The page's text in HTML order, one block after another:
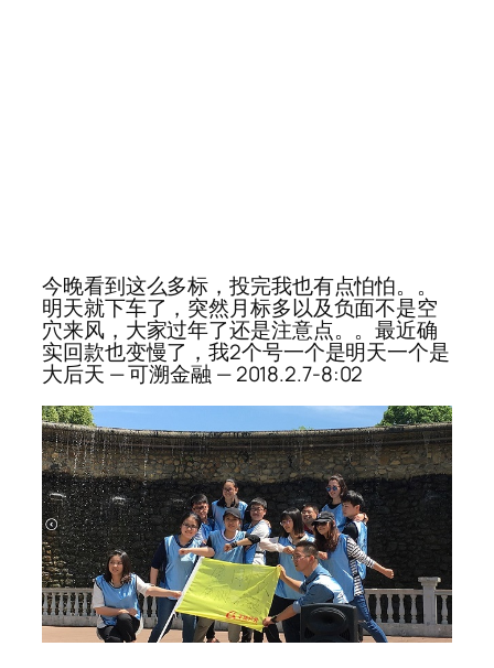
今晚看到这么多标，投完我也有点怕怕。。
明天就下车了，突然月标多以及负面不是空
穴来风，大家过年了还是注意点。。最近确
实回款也变慢了，我2个号一个是明天一个是
大后天 — 可溯金融 — 2018.2.7-8:02